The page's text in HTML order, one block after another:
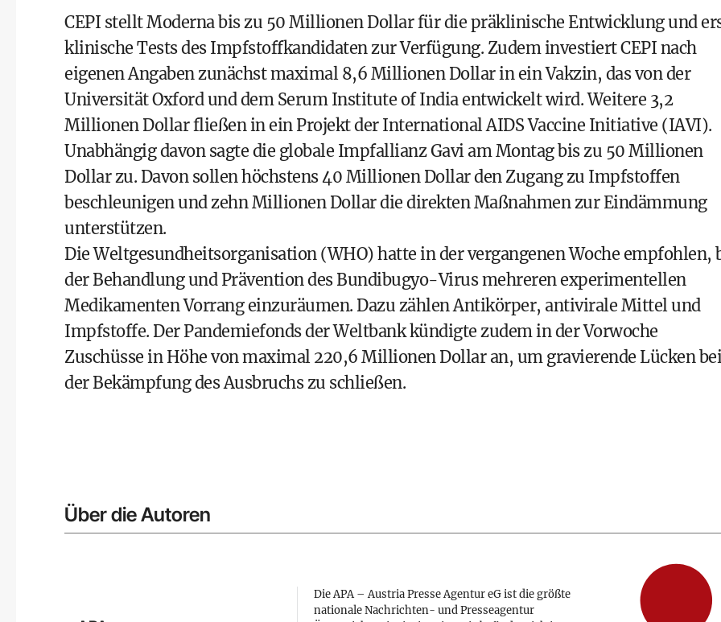
CEPI stellt Moderna bis zu 50 Millionen Dollar für die präklinische Entwicklung und
klinische Tests des Impfstoffkandidaten zur Verfügung. Zudem investiert CEPI nach
eigenen Angaben zunächst maximal 8,6 Millionen Dollar in ein Vakzin, das von der
Universität Oxford und dem Serum Institute of India entwickelt wird. Weitere 3,2
Millionen Dollar fließen in ein Projekt der International AIDS Vaccine Initiative (IAVI).
Unabhängig davon sagte die globale Impfallianz Gavi am Montag bis zu 50 Millionen
Dollar zu. Davon sollen höchstens 40 Millionen Dollar den Zugang zu Impfstoffen
beschleunigen und zehn Millionen Dollar die direkten Maßnahmen zur Eindämmung
unterstützen.
Die Weltgesundheitsorganisation (WHO) hatte in der vergangenen Woche empfohlen,
der Behandlung und Prävention des Bundibugyo-Virus mehreren experimentellen
Medikamenten Vorrang einzuräumen. Dazu zählen Antikörper, antivirale Mittel und
Impfstoffe. Der Pandemiefonds der Weltbank kündigte zudem in der Vorwoche
Zuschüsse in Höhe von maximal 220,6 Millionen Dollar an, um gravierende Lücken bei
der Bekämpfung des Ausbruchs zu schließen.
Über die Autoren
Die APA – Austria Presse Agentur eG ist die größte
nationale Nachrichten- und Presseagentur